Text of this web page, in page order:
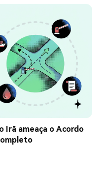
Irã ameaça o Acordo